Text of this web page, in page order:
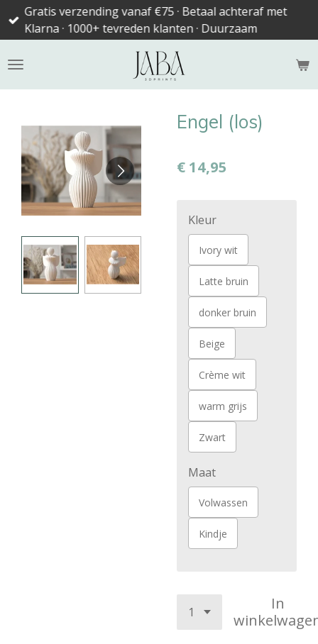
Ga
direct
de
Gratis verzending vanaf €75 · Betaal achteraf met
Klarna · 1000+ tevreden klanten · Duurzaam
Engel (los)
€ 14,95
Kleur
Ivory wit
Latte bruin
donker bruin
Beige
Crème wit
warm grijs
Zwart
Maat
Volwassen
Kindje
In